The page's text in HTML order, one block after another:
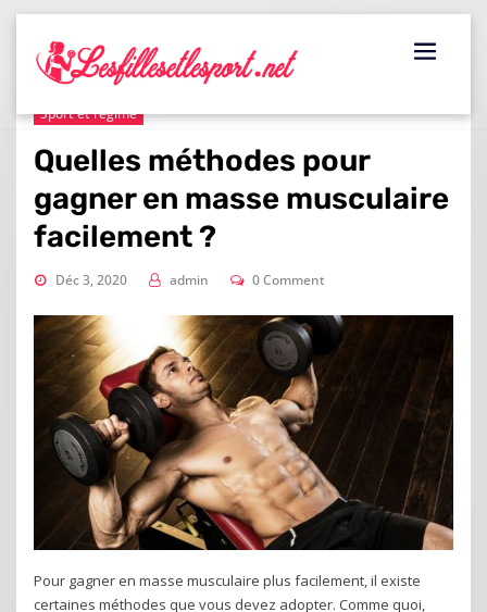
Skip
content
Sport et régime
Quelles méthodes pour
gagner en masse musculaire
facilement ?
Déc 3, 2020 admin 0 Comment
Pour gagner en masse musculaire plus facilement, il existe
certaines méthodes que vous devez adopter. Comme quoi,